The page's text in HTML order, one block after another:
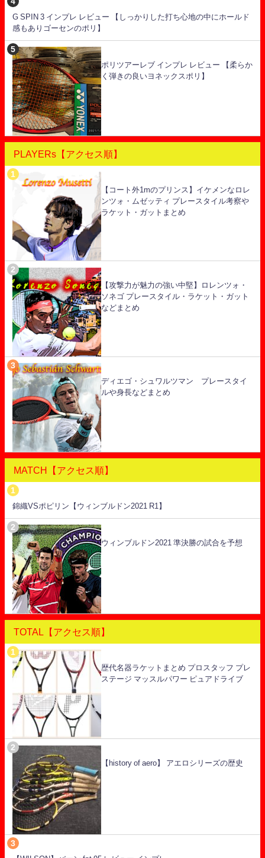
G SPIN 3 インプレ レビュー 【しっかりした打ち心地の中にホールド
感もありゴーセンのポリ】
ポリツアーレブ インプレ レビュー 【柔らか
く弾きの良いヨネックスポリ】
PLAYERs【アクセス順】
【コート外1mのプリンス】イケメンなロレ
ンツォ・ムゼッティ プレースタイル考察や
ラケット・ガットまとめ
【攻撃力が魅力の強い中堅】ロレンツォ・
ソネゴ プレースタイル・ラケット・ガット
などまとめ
ディエゴ・シュワルツマン プレースタイ
ルや身長などまとめ
MATCH【アクセス順】
錦織VSポピリン【ウィンブルドン2021 R1】
ウィンブルドン2021 準決勝の試合を予想
TOTAL【アクセス順】
歴代名器ラケットまとめ プロスタッフ プレ
ステージ マッスルパワー ピュアドライブ
【history of aero】 アエロシリーズの歴史